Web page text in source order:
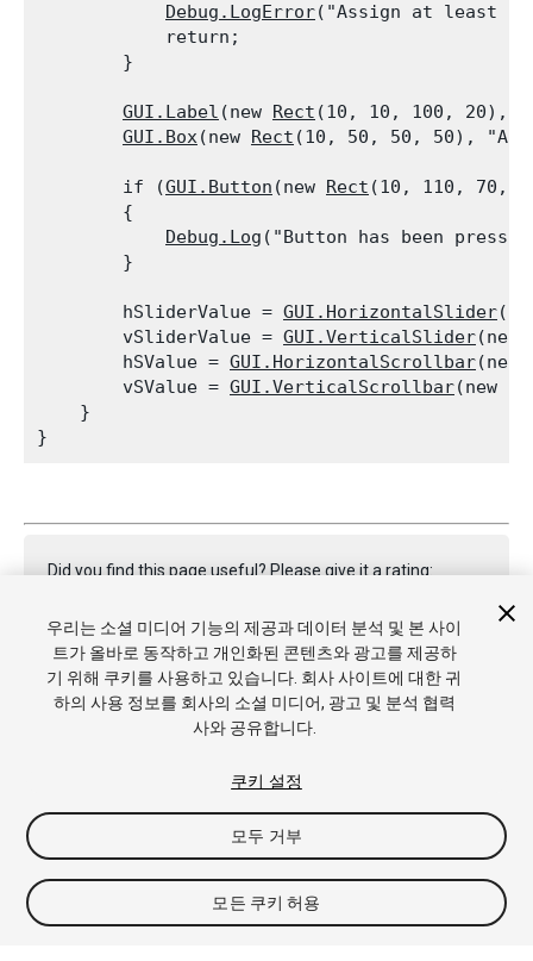
Debug.LogError("Assign at least 1
            return;
        }
GUI.Label (new Rect (10, 10, 100, 20),
GUI.Box(new Rect (10, 50, 50, 50), "A
        if (
GUI.Button (new Rect (10, 110, 70,
        {
Debug.Log ("Button has been
        }
        hSliderValue =
GUI.HorizontalSlider
        vSliderValue =
GUI.VerticalSlider(new
        hSValue =
GUI.HorizontalScrollbar(new
        vSValue =
GUI.VerticalScrollbar(new
    }
Did you find this page useful? Please give it a rating:
Report a problem on this page
Copyright © 2022 Unity Technologies. Publication 2022.3
및 이용약관
개인정보처리방침
내 개인정보 판
매 금지
쿠키 기본 설정
우리는 소셜 미디어 기능의 제공과 데이터 분석 및 본 사이
트가 올바로 동작하고 개인화된 콘텐츠와 광고를 제공하
기 위해 쿠키를 사용하고 있습니다. 회사 사이트에 대한 귀
하의 사용 정보를 회사의 소셜 미디어, 광고 및 분석 협력
사와 공유합니다.
쿠키 설정
모두 거부
모든 쿠키 허용